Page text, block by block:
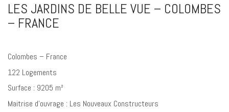
LES JARDINS DE BELLE VUE – COLOMBES
– FRANCE
Colombes – France
122 Logements
Surface : 9205 m²
Maitrise d’ouvrage : Les Nouveaux Constructeurs